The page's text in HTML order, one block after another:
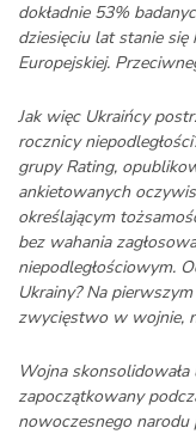
dokładnie 53%
dziesięciu lat stanie
Europejskiej.
Jak więc Ukraińcy
rocznicy
grupy Rating,
ankietowanych
określającym
bez wahania
niepodległościowym.
Ukrainy? Na
zwycięstwo w wojnie,
Wojna
zapoczątkowany
nowoczesnego narodu